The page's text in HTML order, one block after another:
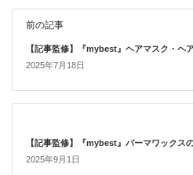
前の記事
【記事監修】『mybest』ヘアマスク・ヘ
2025年7月18日
【記事監修】『mybest』パーマワックス
2025年9月1日